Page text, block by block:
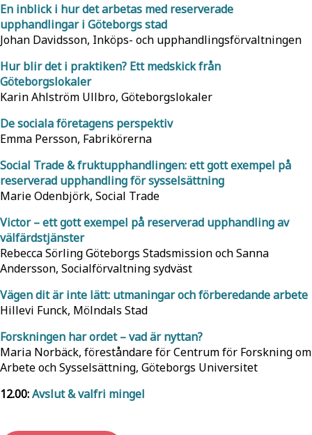
En inblick i hur det arbetas med reserverade
upphandlingar i Göteborgs stad
Johan Davidsson, Inköps- och upphandlingsförvaltningen
Hur blir det i praktiken? Ett medskick från
Göteborgslokaler
Karin Ahlström Ullbro, Göteborgslokaler
De sociala företagens perspektiv
Emma Persson, Fabrikörerna
Social Trade & fruktupphandlingen: ett gott exempel på
reserverad upphandling för sysselsättning
Marie Odenbjörk, Social Trade
Victor – ett gott exempel på reserverad upphandling av
välfärdstjänster
Rebecca Sörling Göteborgs Stadsmission och Sanna
Andersson, Socialförvaltning sydväst
Vägen dit är inte lätt: utmaningar och förberedande arbete
Hillevi Funck, Mölndals Stad
Forskningen har ordet – vad är nyttan?
Maria Norbäck, föreståndare för Centrum för Forskning om
Arbete och Sysselsättning, Göteborgs Universitet
12.00:Avslut & valfri mingel